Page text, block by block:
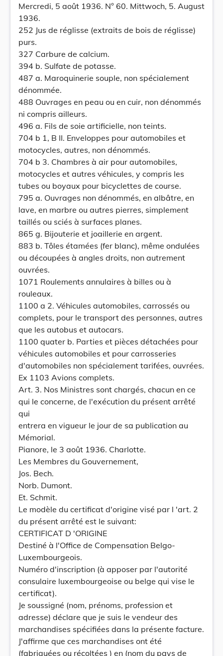
Mercredi, 5 août 1936. N° 60. Mittwoch, 5. August
1936.
252 Jus de réglisse (extraits de bois de réglisse)
purs.
327 Carbure de calcium.
394 b. Sulfate de potasse.
487 a. Maroquinerie souple, non spécialement
dénommée.
488 Ouvrages en peau ou en cuir, non dénommés
ni compris ailleurs.
496 a. Fils de soie artificielle, non teints.
704 b 1, B II. Enveloppes pour automobiles et
motocycles, autres, non dénommés.
704 b 3. Chambres à air pour automobiles,
motocycles et autres véhicules, y compris les
tubes ou boyaux pour bicyclettes de course.
795 a. Ouvrages non dénommés, en albâtre, en
lave, en marbre ou autres pierres, simplement
taillés ou sciés à surfaces planes.
865 g. Bijouterie et joaillerie en argent.
883 b. Tôles étamées (fer blanc), même ondulées
ou découpées à angles droits, non autrement
ouvrées.
1071 Roulements annulaires à billes ou à
rouleaux.
1100 a 2. Véhicules automobiles, carrossés ou
complets, pour le transport des personnes, autres
que les autobus et autocars.
1100 quater b. Parties et pièces détachées pour
véhicules automobiles et pour carrosseries
d'automobiles non spécialement tarifées, ouvrées.
Ex 1103 Avions complets.
Art. 3. Nos Ministres sont chargés, chacun en ce
qui le concerne, de l'exécution du présent arrêté
qui
entrera en vigueur le jour de sa publication au
Mémorial.
Pianore, le 3 août 1936. Charlotte.
Les Membres du Gouvernement,
Jos. Bech.
Norb. Dumont.
Et. Schmit.
Le modèle du certificat d'origine visé par l 'art. 2
du présent arrêté est le suivant:
CERTIFICAT D 'ORIGINE
Destiné à l'Office de Compensation Belgo-
Luxembourgeois.
Numéro d'inscription (à apposer par l'autorité
consulaire luxembourgeoise ou belge qui vise le
certificat).
Je soussigné (nom, prénoms, profession et
adresse) déclare que je suis le vendeur des
marchandises spécifiées dans la présente facture.
J'affirme que ces marchandises ont été
(fabriquées ou récoltées ) en (nom du pays de